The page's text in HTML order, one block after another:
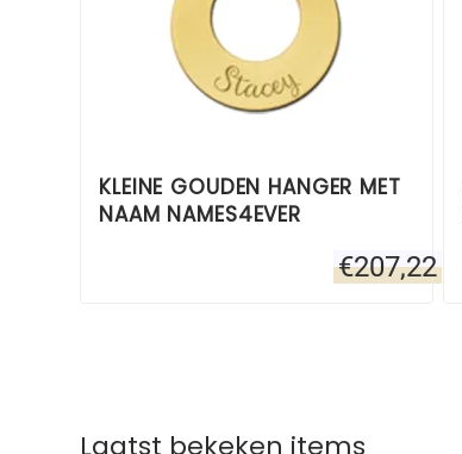
KLEINE GOUDEN HANGER MET
NAAM NAMES4EVER
€207,22